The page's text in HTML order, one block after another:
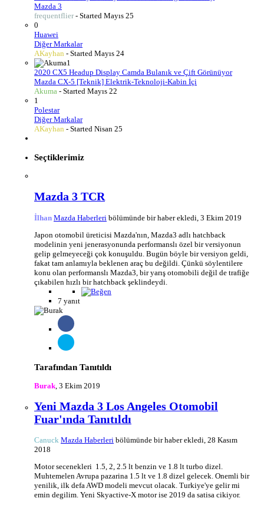
Mazda 3
frequentflier- Started Mayıs 25
0
Huawei
Diğer Markalar
AKayhan - Started Mayıs 24
1
2020 CX5 Headup Display Camda Bulanık ve Çift Görünüyor
Mazda CX-5 [Teknik] Elektrik-Teknoloji-Kabin İçi
Akuma - Started Mayıs 22
1
Polestar
Diğer Markalar
AKayhan - Started Nisan 25
Seçtiklerimiz
Mazda 3 TCR
İlhan Mazda Haberleri bölümünde bir haber ekledi, 3 Ekim 2019
Japon otomobil üreticisi Mazda'nın, Mazda3 adlı hatchback
modelinin yeni jenerasyonunda performanslı özel bir versiyonun
gelip gelmeyeceği çok konuşuldu. Bugün böyle bir versiyon geldi,
fakat tam anlamıyla beklenen araç bu değildi. Çünkü söylentilere
konu olan performanslı Mazda3, bir yarış otomobili değil de trafiğe
çıkabilen hızlı bir hatchback şeklindeydi.
7 yanıt
Tarafından Tanıtıldı
Burak 3 Ekim 2019
Yeni Mazda 3 Los Angeles Otomobil
Fuar'ında Tanıtıldı
Canuck Mazda Haberleri bölümünde bir haber ekledi, 28 Kasım
2018
Motor secenekleri 1.5, 2, 2.5 lt benzin ve 1.8 lt turbo dizel.
Muhtemelen Avrupa pazarina 1.5 lt ve 1.8 dizel gelecek. Onemli bir
yenilik, ilk defa AWD modeli mevcut olacak. Turkiye'ye gelir mi
emin degilim. Yeni Skyactive-X motor ise 2019 da satisa cikiyor.